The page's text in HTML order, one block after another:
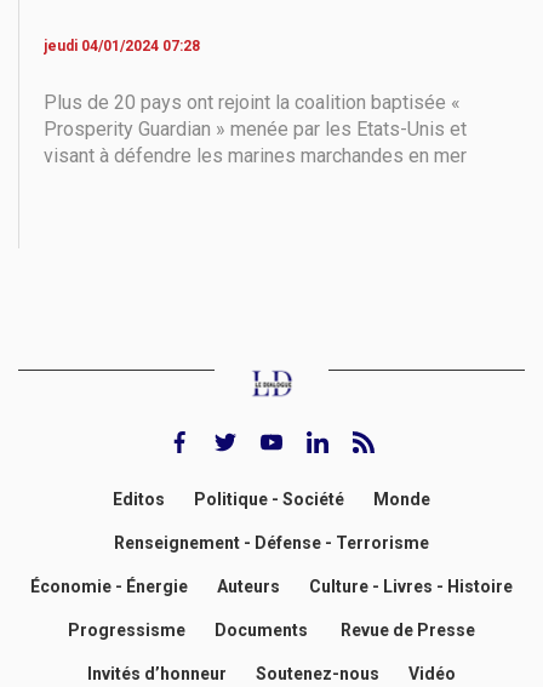
jeudi 04/01/2024 07:28
Plus de 20 pays ont rejoint la coalition baptisée «
Prosperity Guardian » menée par les Etats-Unis et
visant à défendre les marines marchandes en mer
facebooktwitteryoutubeLinkedinrss feed
Editos Politique - Société Monde
Renseignement - Défense - Terrorisme
Économie - Énergie Auteurs Culture - Livres - Histoire
Progressisme Documents Revue de Presse
Invités d’honneur Soutenez-nous Vidéo